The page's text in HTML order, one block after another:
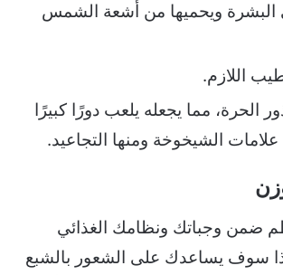
البشرة ويحميها من أشعة الشمس
اللازم.
الحرة، مما يجعله يلعب دورًا كبيرًا
الشيخوخة ومنها التجاعيد.
ضمن وجباتك ونظامك الغذائي
سوف يساعدك على الشعور بالشبع